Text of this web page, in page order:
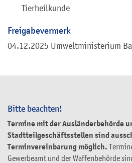
Bitte beachten!
Termine mit der Ausländerbehörde
Stadtteilgeschäftsstellen sind
Terminvereinbarung möglich.
Gewerbeamt und der Waffenbehörde
Tierheilkunde
Freigabevermerk
04.12.2025 Umweltministerium